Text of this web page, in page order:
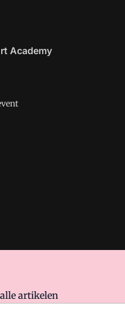
Academy
onderdeel van VMN media.
artikelen